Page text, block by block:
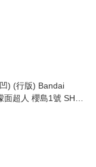
) (行版) Bandai
超人 櫻島1號 SHF